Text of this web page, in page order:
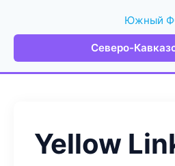
Южный
Северо-
Yellow